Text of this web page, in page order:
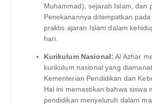
Muhammad), sejarah Islam, dan
Penekanannya ditempatkan
praktis ajaran Islam dalam
hari.
Kurikulum Nasional: Al Azhar
kurikulum nasional yang
Kementerian Pendidikan dan
Hal ini memastikan bahwa siswa
pendidikan menyeluruh dalam